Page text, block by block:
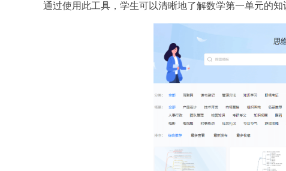
通过使用此工具，学生可以清晰地了解数学第一单元的